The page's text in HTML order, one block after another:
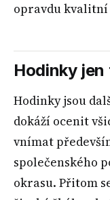
opravdu kvalitní
Hodinky
Hodinky jsou
dokáží ocenit
vnímat
společenského
okrasu. Přitom